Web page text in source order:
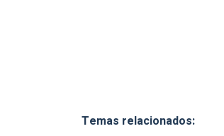
Temas relacionados: